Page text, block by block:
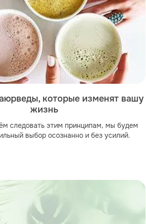
которые изменят вашу
жизнь
следовать этим принципам, мы будем
выбор осознанно и без усилий.